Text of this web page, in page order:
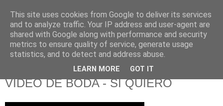
domingo, 7 de octubre de 2018
VIDEO DE BODA - SI QUIERO
This site uses cookies from Google to deliver its services
and to analyze traffic. Your IP address and user-agent are
shared with Google along with performance and security
metrics to ensure quality of service, generate usage
statistics, and to detect and address abuse.
LEARN MORE GOT IT